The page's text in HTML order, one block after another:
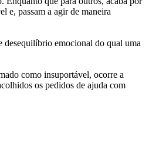
e, passam a agir de maneira
desequilíbrio emocional do qual uma
como insuportável, ocorre a
os pedidos de ajuda com